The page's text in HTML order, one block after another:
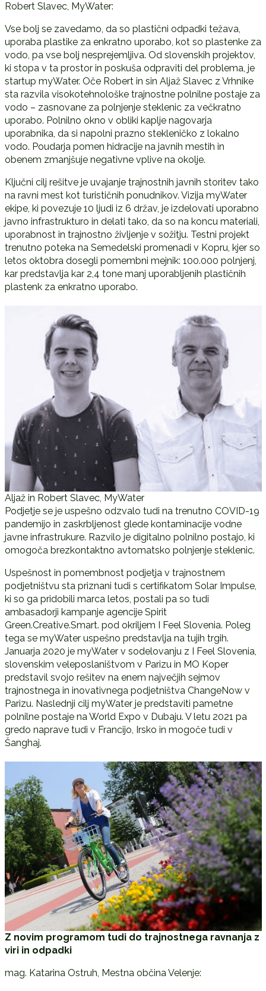
Robert Slavec, MyWater:
Vse bolj se zavedamo, da so plastični odpadki težava,
uporaba plastike za enkratno uporabo, kot so plastenke za
vodo, pa vse bolj nesprejemljiva. Od slovenskih projektov,
ki stopa v ta prostor in poskuša odpraviti del problema, je
startup myWater. Oče Robert in sin Aljaž Slavec z Vrhnike
sta razvila visokotehnološke trajnostne polnilne postaje za
vodo – zasnovane za polnjenje steklenic za večkratno
uporabo. Polnilno okno v obliki kaplje nagovarja
uporabnika, da si napolni prazno stekleničko z lokalno
vodo. Poudarja pomen hidracije na javnih mestih in
obenem zmanjšuje negativne vplive na okolje.
Ključni cilj rešitve je uvajanje trajnostnih javnih storitev tako
na ravni mest kot turističnih ponudnikov. Vizija myWater
ekipe, ki povezuje 10 ljudi iz 6 držav, je izdelovati uporabno
javno infrastrukturo in delati tako, da so na koncu materiali,
uporabnost in trajnostno življenje v sožitju. Testni projekt
trenutno poteka na Semedelski promenadi v Kopru, kjer so
letos oktobra dosegli pomembni mejnik: 100.000 polnjenj,
kar predstavlja kar 2,4 tone manj uporabljenih plastičnih
plastenk za enkratno uporabo.
Aljaž in Robert Slavec, MyWater
Podjetje se je uspešno odzvalo tudi na trenutno COVID-19
pandemijo in zaskrbljenost glede kontaminacije vodne
javne infrastrukure. Razvilo je digitalno polnilno postajo, ki
omogoča brezkontaktno avtomatsko polnjenje steklenic.
Uspešnost in pomembnost podjetja v trajnostnem
podjetništvu sta priznani tudi s certifikatom Solar Impulse,
ki so ga pridobili marca letos, postali pa so tudi
ambasadorji kampanje agencije Spirit
Green.Creative.Smart. pod okriljem I Feel Slovenia. Poleg
tega se myWater uspešno predstavlja na tujih trgih.
Januarja 2020 je myWater v sodelovanju z I Feel Slovenia,
slovenskim veleposlaništvom v Parizu in MO Koper
predstavil svojo rešitev na enem največjih sejmov
trajnostnega in inovativnega podjetništva ChangeNow v
Parizu. Naslednji cilj myWater je predstaviti pametne
polnilne postaje na World Expo v Dubaju. V letu 2021 pa
gredo naprave tudi v Francijo, Irsko in mogoče tudi v
Šanghaj.
Z novim programom tudi do trajnostnega ravnanja z
viri in odpadki
mag. Katarina Ostruh, Mestna občina Velenje: